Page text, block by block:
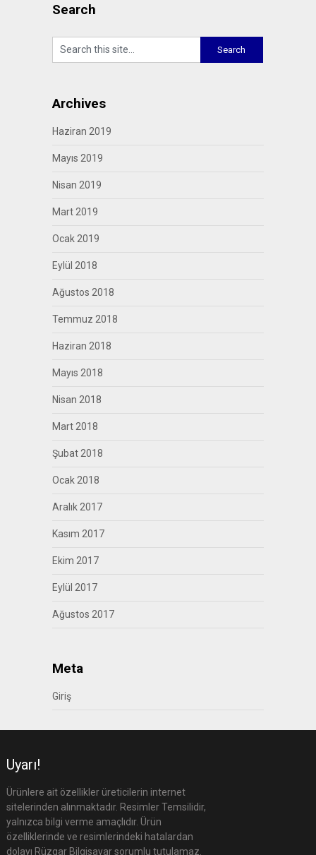
Search
Archives
Haziran 2019
Mayıs 2019
Nisan 2019
Mart 2019
Ocak 2019
Eylül 2018
Ağustos 2018
Temmuz 2018
Haziran 2018
Mayıs 2018
Nisan 2018
Mart 2018
Şubat 2018
Ocak 2018
Aralık 2017
Kasım 2017
Ekim 2017
Eylül 2017
Ağustos 2017
Meta
Giriş
Uyarı!
Ürünlere ait özellikler üreticilerin internet
sitelerinden alınmaktadır. Resimler Temsilidir,
yalnızca bilgi verme amaçlıdır. Ürün
özelliklerinde ve resimlerindeki hatalardan
dolayı Rüzgar Bilgisayar sorumlu tutulamaz.